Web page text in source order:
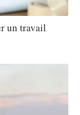
un travail